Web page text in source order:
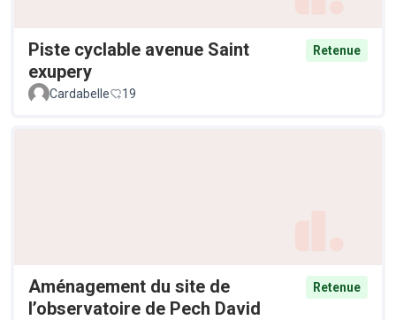
Piste cyclable avenue Saint
exupery
Retenue
Cardabelle 19
Aménagement du site de
l’observatoire de Pech David
Retenue